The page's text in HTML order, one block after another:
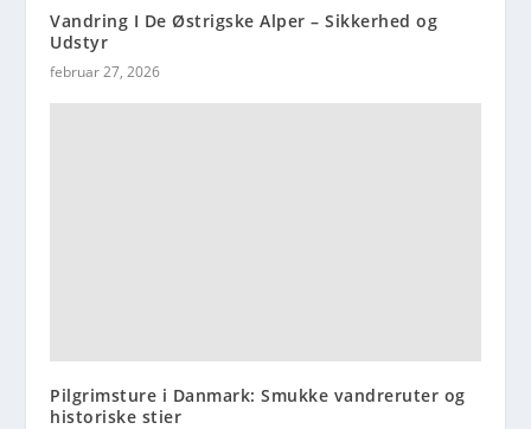
Vandring I De Østrigske Alper – Sikkerhed og
Udstyr
februar 27, 2026
Pilgrimsture i Danmark: Smukke vandreruter og
historiske stier